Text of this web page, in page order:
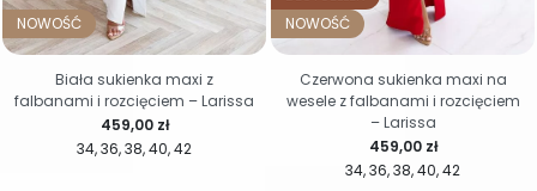
NOWOŚĆ
34 36 38 40 42
Cena
459,00 zł
Biała sukienka maxi z
falbanami i rozcięciem – Larissa
NOWOŚĆ
34 36 38 40 42
Cena
459,00 zł
Czerwona sukienka maxi na
wesele z falbanami i rozcięciem
– Larissa